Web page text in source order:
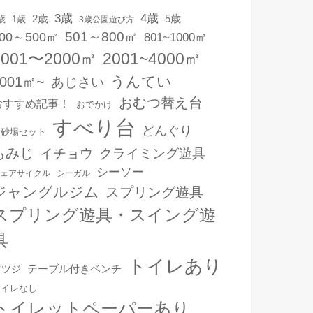
1歳 2歳 3歳 3歳公園遊び方 4歳 5歳
～500㎡ 501～800㎡ 801~1000㎡
〜2000㎡ 2001~4000㎡
㎡~ あじさい うんてい
すすめ記事！ おでかけ おむつ替え台
場セット すべり台 どんぐり
みじ イチョウ クライミング遊具
アサイクル シーガル シーソー
ャングルジム スプリング遊具
プリング遊具・スイング遊
ジ テーブル付きベンチ トイレあり
イレなし
イレットペーパーあり